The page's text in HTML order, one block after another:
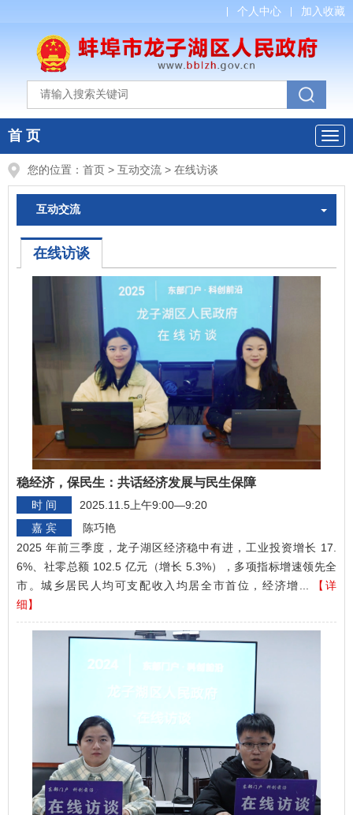
个人中心 加入收藏
首 页
您的位置： 首页 > 互动交流 > 在线访谈
互动交流
在线访谈
稳经济，保民生：共话经济发展与民生保障
时 间
2025.11.5上午9:00—9:20
嘉 宾
陈巧艳
2025 年前三季度，龙子湖区经济稳中有进，工业投资增长 17.
6%、社零总额 102.5 亿元（增长 5.3%），多项指标增速领先全
市。城乡居民人均可支配收入均居全市首位，经济增...
【详
细】